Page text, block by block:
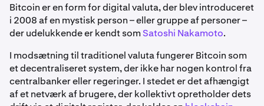
Bitcoin er en form for digital valuta, der blev introduceret
i 2008 af en mystisk person – eller gruppe af personer –
der udelukkende er kendt som Satoshi Nakamoto.
I modsætning til traditionel valuta fungerer Bitcoin som
et decentraliseret system, der ikke har nogen kontrol fra
centralbanker eller regeringer. I stedet er det afhængigt
af et netværk af brugere, der kollektivt opretholder dets